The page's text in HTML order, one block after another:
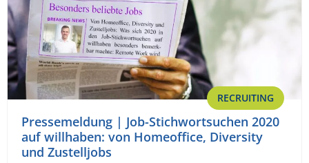
RECRUITING
Pressemeldung | Job-Stichwortsuchen 2020
auf willhaben: von Homeoffice, Diversity
und Zustelljobs